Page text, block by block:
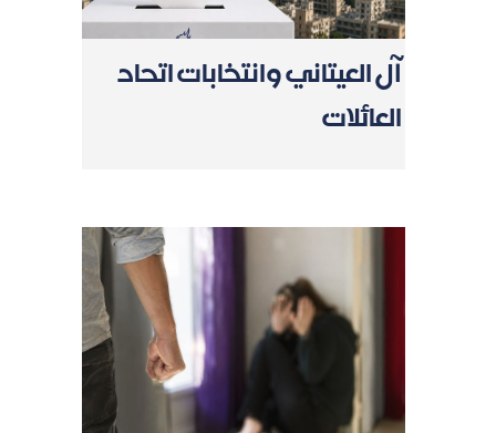
آل العيتاني وانتخابات اتحاد
العائلات